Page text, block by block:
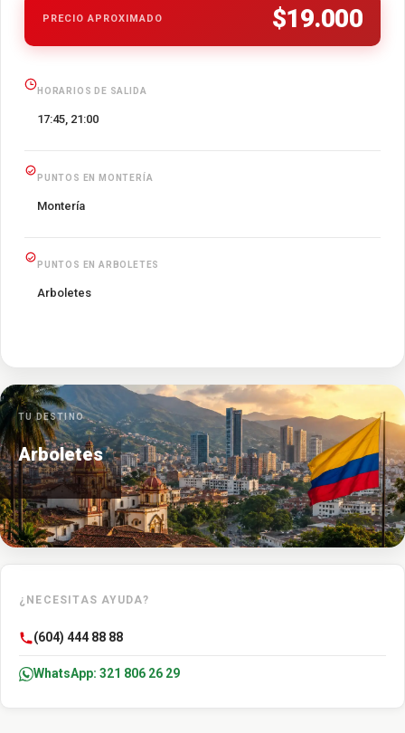
PRECIO APROXIMADO $19.000
HORARIOS DE SALIDA
17:45, 21:00
PUNTOS EN MONTERÍA
Montería
PUNTOS EN ARBOLETES
Arboletes
TU DESTINO
Arboletes
¿NECESITAS AYUDA?
(604) 444 88 88
WhatsApp: 321 806 26 29